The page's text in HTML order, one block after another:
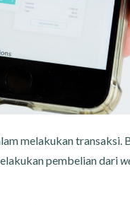
melakukan
pembelian dari